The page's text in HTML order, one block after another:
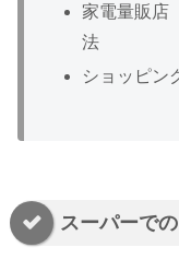
家電量販店
法
ショッピン
スーパーで